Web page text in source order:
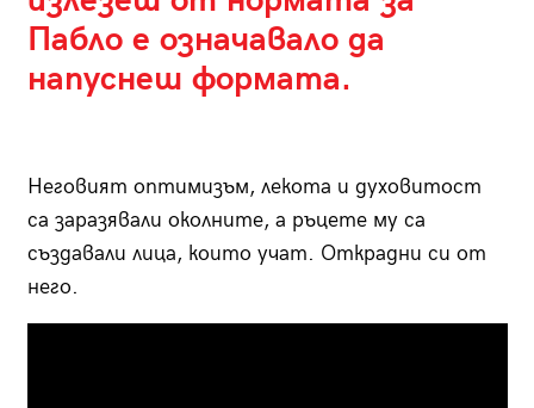
Пабло е означавало да
напуснеш формата.
Неговият оптимизъм, лекота и духовитост
са заразявали околните, а ръцете му са
създавали лица, които учат. Открадни си от
него.